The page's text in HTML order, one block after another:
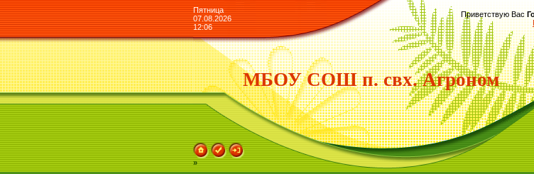
Пятница
07.08.2026
12:06
Приветствую Вас
МБОУ СОШ п. свх. Агроном
»